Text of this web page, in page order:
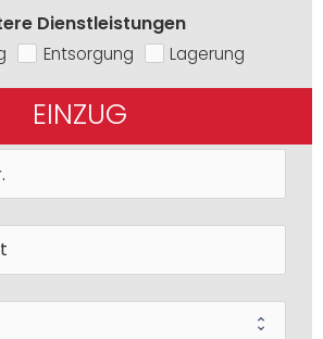
Dienstleistungen
Entsorgung Lagerung
EINZUG